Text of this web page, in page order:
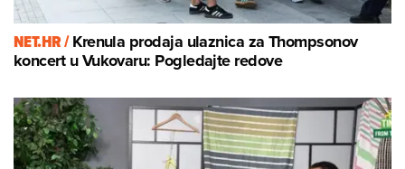
NET.HR /Krenula prodaja ulaznica za Thompsonov
koncert u Vukovaru: Pogledajte redove